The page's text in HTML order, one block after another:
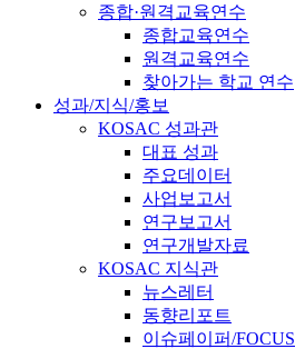
종합·원격교육연수
종합교육연수
원격교육연수
찾아가는 학교 연수
성과/지식/홍보
KOSAC 성과관
대표 성과
주요데이터
사업보고서
연구보고서
연구개발자료
KOSAC 지식관
뉴스레터
동향리포트
이슈페이퍼/FOCUS